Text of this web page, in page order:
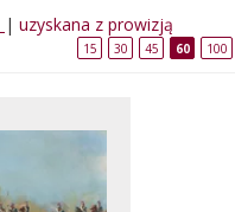
| uzyskana z prowizją
15 30 45 60 100